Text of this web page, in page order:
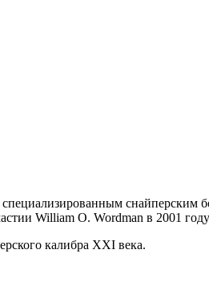
снайперским
William O. Wordman в 2001
калибра XXI века.